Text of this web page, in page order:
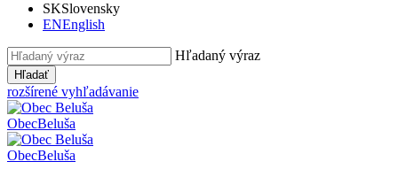
SKSlovensky
ENEnglish
Hľadaný výraz
Hľadať
rozšírené vyhľadávanie
ObecBeluša
ObecBeluša